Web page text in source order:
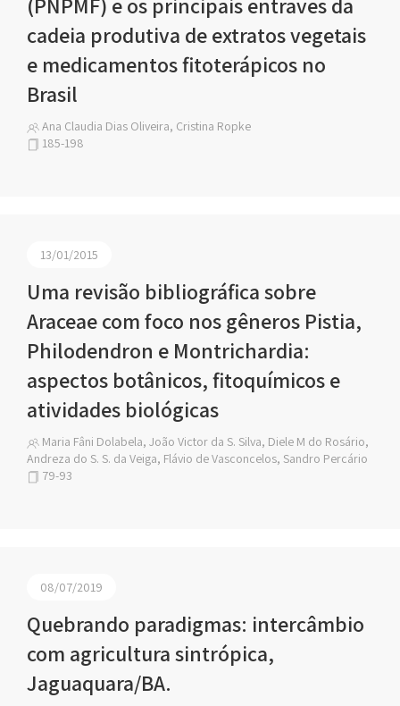
cadeia produtiva de extratos vegetais
e medicamentos fitoterápicos no
Brasil
Ana Claudia Dias Oliveira, Cristina Ropke
185-198
13/01/2015
Uma revisão bibliográfica sobre
Araceae com foco nos gêneros Pistia,
Philodendron e Montrichardia:
aspectos botânicos, fitoquímicos e
atividades biológicas
Maria Fâni Dolabela, João Victor da S. Silva, Diele M do Rosário,
Andreza do S. S. da Veiga, Flávio de Vasconcelos, Sandro Percário
79-93
08/07/2019
Quebrando paradigmas: intercâmbio
com agricultura sintrópica,
Jaguaquara/BA.